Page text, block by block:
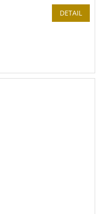
DETAIL
je příklad zapojení